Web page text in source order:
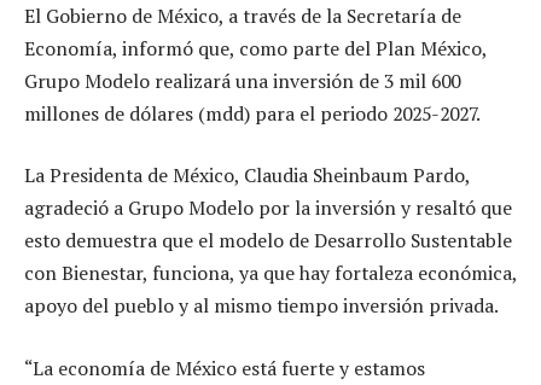
El Gobierno de México, a través de la Secretaría de
Economía, informó que, como parte del Plan México,
Grupo Modelo realizará una inversión de 3 mil 600
millones de dólares (mdd) para el periodo 2025-2027.
La Presidenta de México, Claudia Sheinbaum Pardo,
agradeció a Grupo Modelo por la inversión y resaltó que
esto demuestra que el modelo de Desarrollo Sustentable
con Bienestar, funciona, ya que hay fortaleza económica,
apoyo del pueblo y al mismo tiempo inversión privada.
“La economía de México está fuerte y estamos